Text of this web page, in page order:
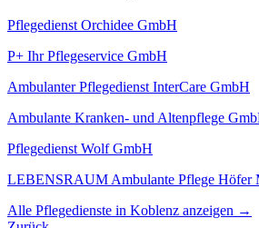
Pflegedienst Orchidee GmbH
P+ Ihr Pflegeservice GmbH
Ambulanter Pflegedienst InterCare GmbH
Ambulante Kranken- und Altenpflege
Pflegedienst Wolf GmbH
LEBENSRAUM Ambulante Pflege Höfer
Alle Pflegedienste in Koblenz anzeigen →